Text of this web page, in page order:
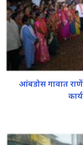
आंबडोस गावात